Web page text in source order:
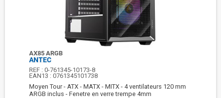
AX85 ARGB
ANTEC
REF :0-761345-10173-8
EAN13 :0761345101738
Moyen Tour - ATX - MATX - MITX - 4 ventilateurs 120 mm
ARGB inclus - Fenetre en verre trempe 4mm